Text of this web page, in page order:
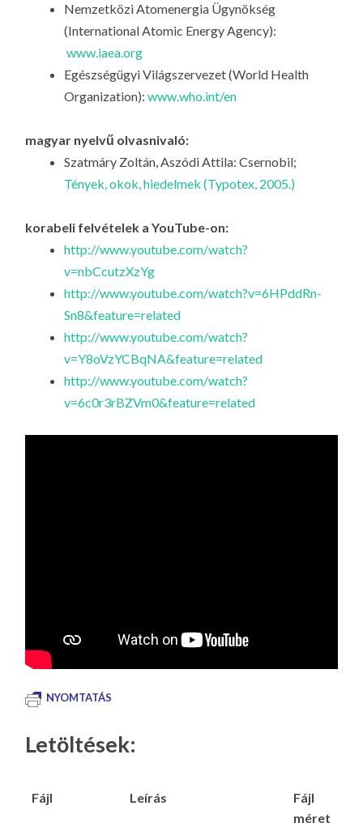
Nemzetközi Atomenergia Ügynökség
(International Atomic Energy Agency):
www.iaea.org
Egészségügyi Világszervezet (World Health
Organization):www.who.int/en
magyar nyelvű olvasnivaló:
Szatmáry Zoltán, Aszódi Attila: Csernobil;
Tények, okok, hiedelmek (Typotex, 2005.)
korabeli felvételek a YouTube-on:
http://www.youtube.com/watch?
v=nbCcutzXzYg
http://www.youtube.com/watch?v=6HPddRn-
Sn8&feature=related
http://www.youtube.com/watch?
v=Y8oVzYCBqNA&feature=related
http://www.youtube.com/watch?
v=6c0r3rBZVm0&feature=related
NYOMTATÁS
Letöltések:
Fájl Leírás
Fájl
méret